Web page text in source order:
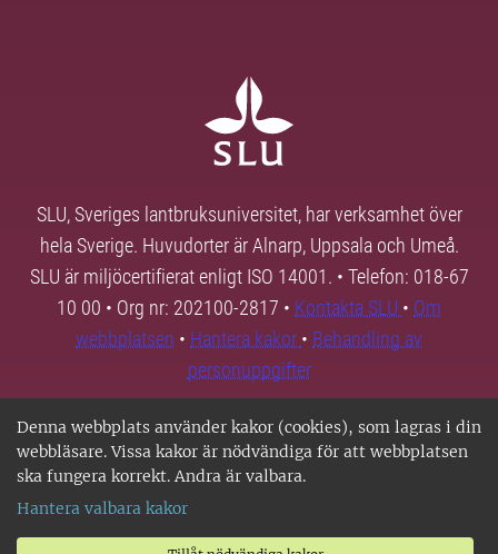
Denna webbplats använder kakor (cookies), som lagras i din
webbläsare. Vissa kakor är nödvändiga för att webbplatsen
ska fungera korrekt. Andra är valbara.
Hantera valbara kakor
SLU, Sveriges lantbruksuniversitet, har verksamhet över
hela Sverige. Huvudorter är Alnarp, Uppsala och Umeå.
SLU är miljöcertifierat enligt ISO 14001. • Telefon: 018-67
10 00 • Org nr: 202100-2817 • Kontakta SLU • Om
webbplatsen • Hantera kakor • Behandling av
personuppgifter